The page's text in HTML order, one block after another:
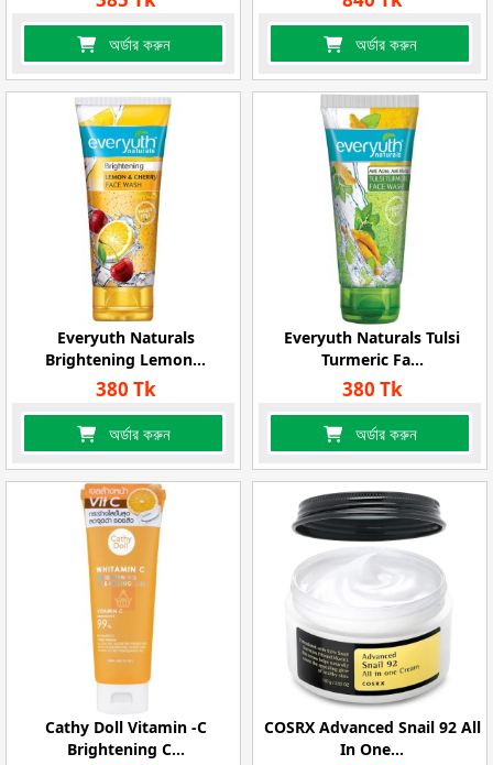
অর্ডার করুন অর্ডার করুন
Everyuth Naturals
Brightening Lemon...
380 Tk
অর্ডার করুন
Everyuth Naturals Tulsi
Turmeric Fa...
380 Tk
অর্ডার করুন
Cathy Doll Vitamin -C
Brightening C...
COSRX Advanced Snail 92 All
In One...